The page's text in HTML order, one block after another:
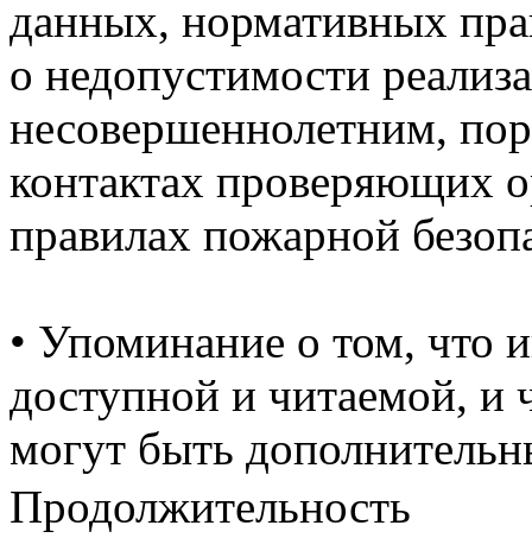
данных, нормативных
о недопустимости
несовершеннолетним,
контактах проверяющих
правилах пожарной
• Упоминание о том, что
доступной и читаемой, и
могут быть
Продолжительность